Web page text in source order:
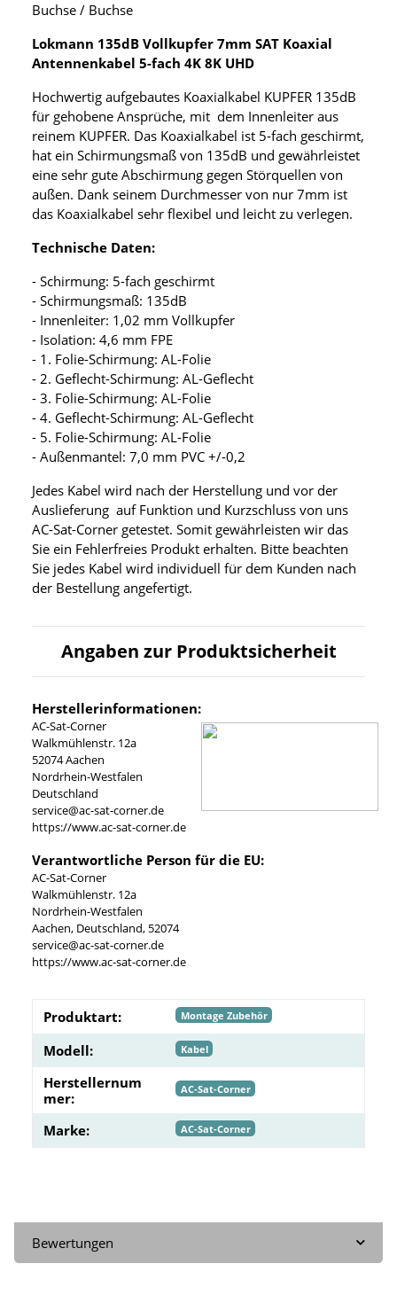
Buchse / Buchse
Lokmann 135dB Vollkupfer 7mm SAT Koaxial
Antennenkabel 5-fach 4K 8K UHD
Hochwertig aufgebautes Koaxialkabel KUPFER 135dB
für gehobene Ansprüche, mit dem Innenleiter aus
reinem KUPFER. Das Koaxialkabel ist 5-fach geschirmt,
hat ein Schirmungsmaß von 135dB und gewährleistet
eine sehr gute Abschirmung gegen Störquellen von
außen. Dank seinem Durchmesser von nur 7mm ist
das Koaxialkabel sehr flexibel und leicht zu verlegen.
Technische Daten:
- Schirmung: 5-fach geschirmt
- Schirmungsmaß: 135dB
- Innenleiter: 1,02 mm Vollkupfer
- Isolation: 4,6 mm FPE
- 1. Folie-Schirmung: AL-Folie
- 2. Geflecht-Schirmung: AL-Geflecht
- 3. Folie-Schirmung: AL-Folie
- 4. Geflecht-Schirmung: AL-Geflecht
- 5. Folie-Schirmung: AL-Folie
- Außenmantel: 7,0 mm PVC +/-0,2
Jedes Kabel wird nach der Herstellung und vor der
Auslieferung auf Funktion und Kurzschluss von uns
AC-Sat-Corner getestet. Somit gewährleisten wir das
Sie ein Fehlerfreies Produkt erhalten. Bitte beachten
Sie jedes Kabel wird individuell für dem Kunden nach
der Bestellung angefertigt.
Angaben zur Produktsicherheit
Herstellerinformationen:
AC-Sat-Corner
Walkmühlenstr. 12a
52074 Aachen
Nordrhein-Westfalen
Deutschland
service@ac-sat-corner.de
https://www.ac-sat-corner.de
Verantwortliche Person für die EU:
AC-Sat-Corner
Walkmühlenstr. 12a
Nordrhein-Westfalen
Aachen, Deutschland, 52074
service@ac-sat-corner.de
https://www.ac-sat-corner.de
Produktart: Montage Zubehör
Modell: Kabel
Herstellernum
mer:
AC-Sat-Corner
Marke: AC-Sat-Corner
Bewertungen